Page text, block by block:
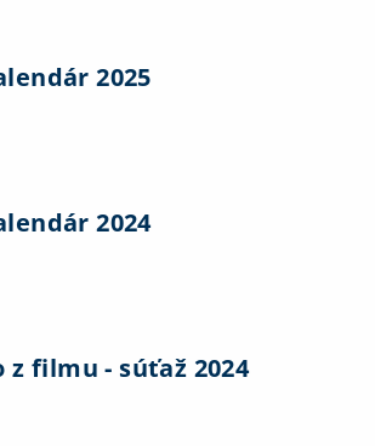
2025
2024
z filmu - súťaž 2024